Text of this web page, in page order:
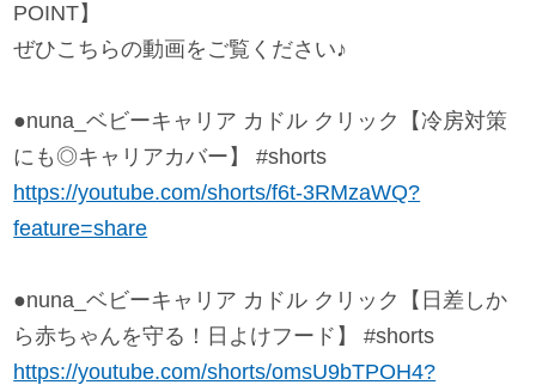
お知らせ
ママコラボ
POINT】
ぜひこちらの動画をご覧ください♪
●nuna_ベビーキャリア カドル クリック【冷房対策
にも◎キャリアカバー】 #shorts
https://youtube.com/shorts/f6t-3RMzaWQ?
feature=share
●nuna_ベビーキャリア カドル クリック【日差しか
ら赤ちゃんを守る！日よけフード】 #shorts
https://youtube.com/shorts/omsU9bTPOH4?